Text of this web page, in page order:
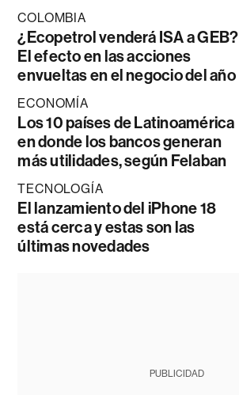
COLOMBIA
¿Ecopetrol venderá ISA a GEB?
El efecto en las acciones
envueltas en el negocio del año
ECONOMÍA
Los 10 países de Latinoamérica
en donde los bancos generan
más utilidades, según Felaban
TECNOLOGÍA
El lanzamiento del iPhone 18
está cerca y estas son las
últimas novedades
PUBLICIDAD